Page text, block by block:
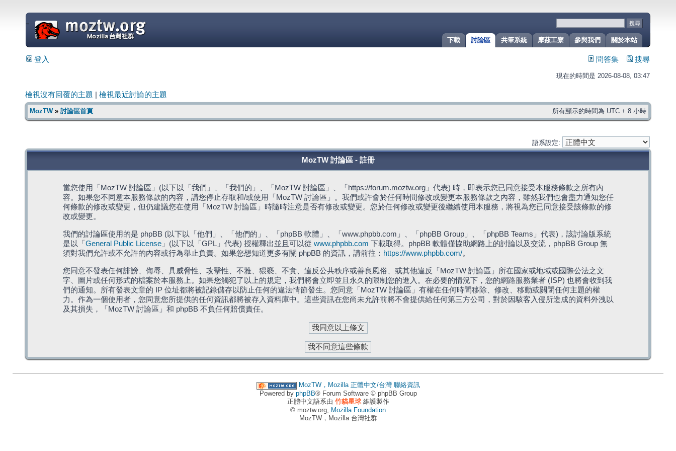
關於本站
參與我們
摩茲工寮
共筆系統
討論區
下載
=
登入 問答集 搜尋
現在的時間是 2026-08-08, 03:47
檢視沒有回覆的主題 檢視最近討論的主題
MozTW» 討論區首頁 所有顯示的時間為 UTC + 8 小時
語系設定:
MozTW 討論區 - 註冊
當您使用「MozTW 討論區」(以下以「我們」、「我們的」、「MozTW 討論區」、「https://forum.moztw.org」代表) 時，即表示您已同意接受本服務條款之所有內
容。如果您不同意本服務條款的內容，請您停止存取和/或使用「MozTW 討論區」。我們或許會於任何時間修改或變更本服務條款之內容，雖然我們也會盡力通知您任
何條款的修改或變更，但仍建議您在使用「MozTW 討論區」時隨時注意是否有修改或變更。您於任何修改或變更後繼續使用本服務，將視為您已同意接受該條款的修
改或變更。
我們的討論區使用的是 phpBB (以下以「他們」、「他們的」、「phpBB 軟體」、「www.phpbb.com」、「phpBB Group」、「phpBB Teams」代表)，該討論版系統
是以「 General Public License」(以下以「GPL」代表) 授權釋出並且可以從 www.phpbb.com 下載取得。phpBB 軟體僅協助網路上的討論以及交流，phpBB Group 無
須對我們允許或不允許的內容或行為舉止負責。如果您想知道更多有關 phpBB 的資訊，請前往： https://www.phpbb.com/。
您同意不發表任何誹謗、侮辱、具威脅性、攻擊性、不雅、猥褻、不實、違反公共秩序或善良風俗、或其他違反「MozTW 討論區」所在國家或地域或國際公法之文
字、圖片或任何形式的檔案於本服務上。如果您觸犯了以上的規定，我們將會立即並且永久的限制您的進入。在必要的情況下，您的網路服務業者 (ISP) 也將會收到我
們的通知。所有發表文章的 IP 位址都將被記錄儲存以防止任何的違法情節發生。您同意「MozTW 討論區」有權在任何時間移除、修改、移動或關閉任何主題的權
力。作為一個使用者，您同意您所提供的任何資訊都將被存入資料庫中。這些資訊在您尚未允許前將不會提供給任何第三方公司，對於因駭客入侵所造成的資料外洩以
及其損失，「MozTW 討論區」和 phpBB 不負任何賠償責任。
MozTW，Mozilla 正體中文/台灣 聯絡資訊
Powered by phpBB® Forum Software © phpBB Group
正體中文語系由 竹貓星球維護製作
© moztw.org, Mozilla Foundation
MozTW，Mozilla 台灣社群